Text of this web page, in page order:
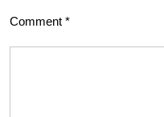
Comment *